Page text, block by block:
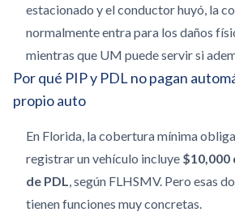
estacionado y el conductor huyó, la
normalmente entra para los daños
mientras que UM puede servir si
Por qué PIP y PDL no pagan
propio auto
En Florida, la cobertura mínima
registrar un vehículo incluye $10,000
de PDL
, según FLHSMV. Pero esas
tienen funciones muy concretas.